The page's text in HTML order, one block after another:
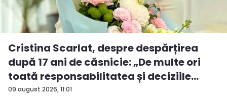
09 august 2026, 11:01
Cristina Scarlat, despre despărțirea
după 17 ani de căsnicie: „De multe ori
toată responsabilitatea și deciziile
erau...